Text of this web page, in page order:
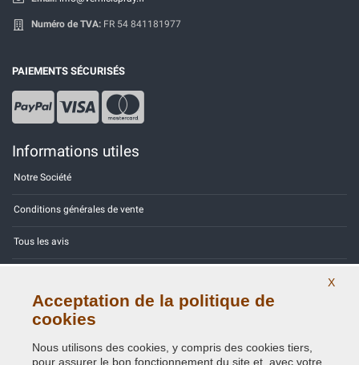
Numéro de TVA: FR 54 841181977
PAIEMENTS SÉCURISÉS
Informations utiles
Notre Société
Conditions générales de vente
Tous les avis
Contactez-nous
X
Acceptation de la politique de
cookies
Nous utilisons des cookies, y compris des cookies tiers,
pour assurer le bon fonctionnement du site et, avec votre